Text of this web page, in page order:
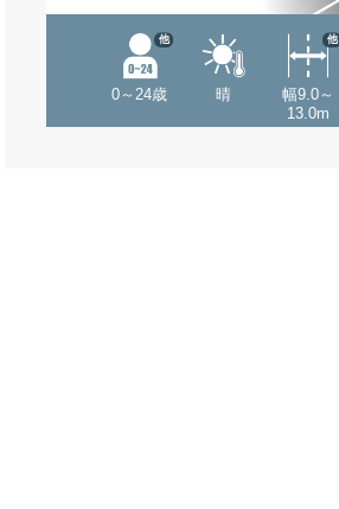
0～24歳
他
晴
幅9.0～
13.0m
他